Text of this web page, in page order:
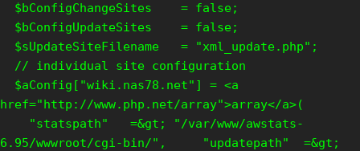
$bConfigChangeSites = false;
$bConfigUpdateSites = false;
$sUpdateSiteFilename = "xml_update.php";
// individual site configuration
$aConfig["wiki.nas78.net"] = <a
href="http://www.php.net/array">array</a>(
"statspath" =&gt; "/var/www/awstats-
6.95/wwwroot/cgi-bin/", "updatepath" =&gt;